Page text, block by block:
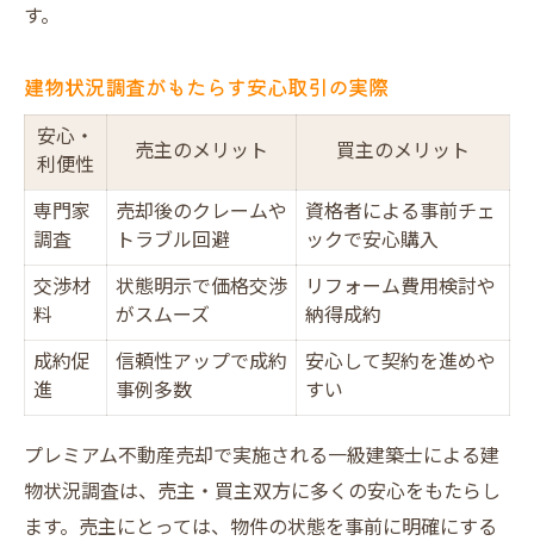
す。
建物状況調査がもたらす安心取引の実際
安心・
利便性
売主のメリット
買主のメリット
専門家
調査
売却後のクレームや
トラブル回避
資格者による事前チェ
ックで安心購入
交渉材
料
状態明示で価格交渉
がスムーズ
リフォーム費用検討や
納得成約
成約促
進
信頼性アップで成約
事例多数
安心して契約を進めや
すい
プレミアム不動産売却で実施される一級建築士による建
物状況調査は、売主・買主双方に多くの安心をもたらし
ます。売主にとっては、物件の状態を事前に明確にする